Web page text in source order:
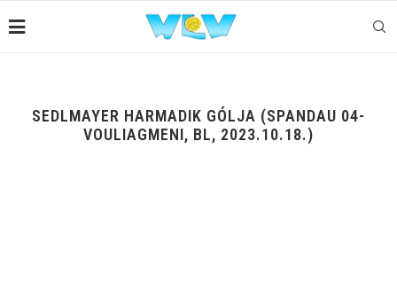
SEDLMAYER HARMADIK GÓLJA (SPANDAU 04-
VOULIAGMENI, BL, 2023.10.18.)